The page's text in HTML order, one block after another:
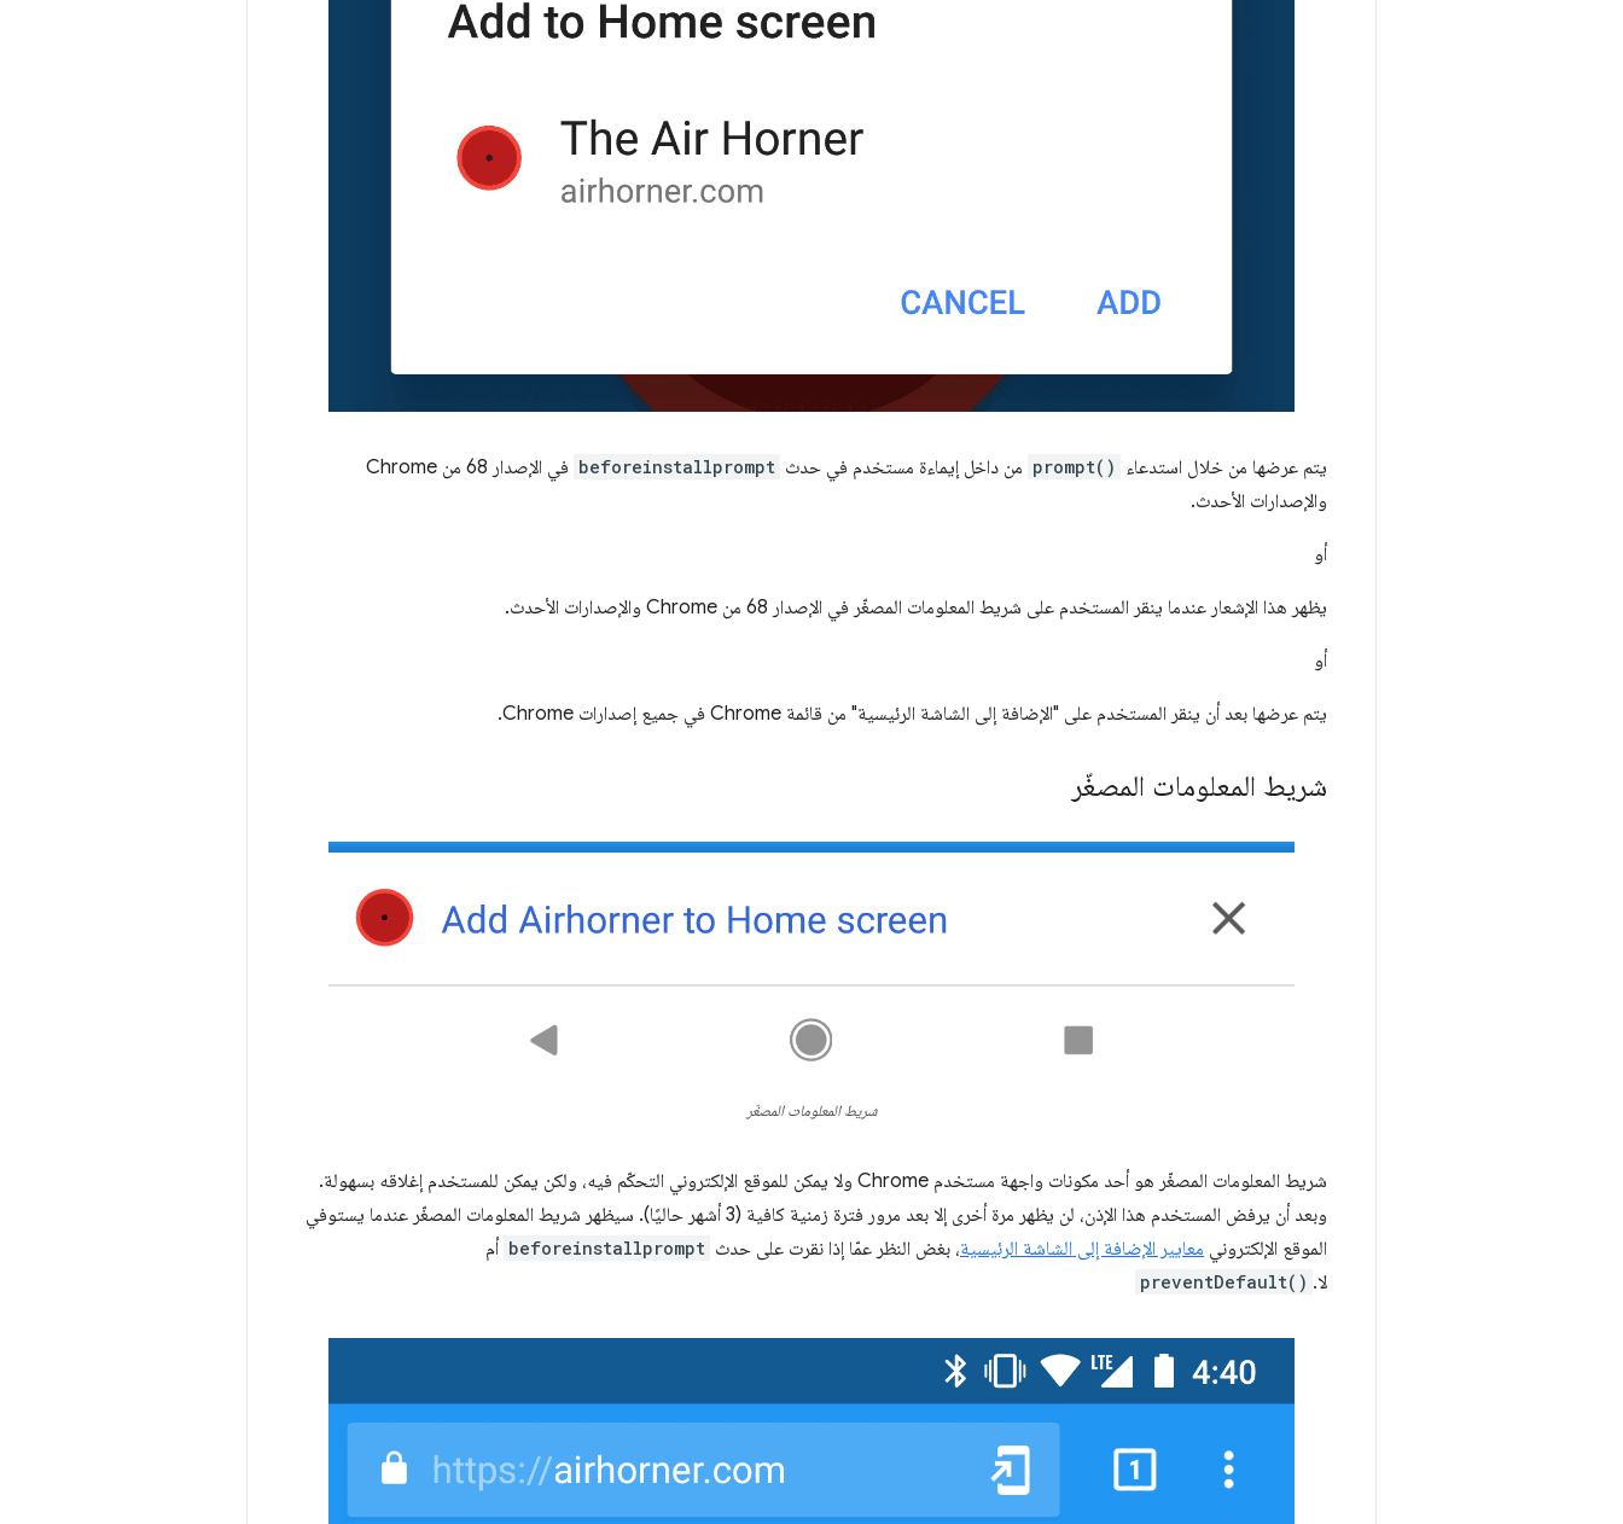
يتم عرضها من خلال استدعاء prompt() من داخل إيماءة مستخدم في حدث beforeinstallprompt
في الإصدار 68 من Chrome
والإصدارات الأحدث.
أو
يظهر هذا الإشعار عندما ينقر المستخدم على شريط المعلومات المصغّر في الإصدار 68 من Chrome والإصدارات الأحدث.
أو
يتم عرضها بعد أن ينقر المستخدم على "الإضافة إلى الشاشة الرئيسية" من قائمة Chrome في جميع إصدارات Chrome.
شريط المعلومات المصغّر
شريط المعلومات المصغّر
شريط المعلومات المصغّر هو أحد مكونات واجهة مستخدم Chrome ولا يمكن للموقع الإلكتروني التحكّم فيه، ولكن يمكن للمستخدم إغلاقه بسهولة.
وبعد أن يرفض المستخدم هذا الإذن، لن يظهر مرة أخرى إلا بعد مرور فترة زمنية كافية (3 أشهر حاليًا). سيظهر شريط المعلومات المصغّر عندما يستوفي
الموقع الإلكتروني معايير الإضافة إلى الشاشة الرئيسية، بغض النظر عمّا إذا نقرت على حدث beforeinstallprompt أم
لا. preventDefault()